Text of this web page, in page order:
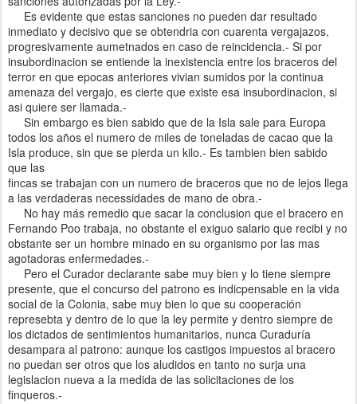
Es evidente que estas sanciones no pueden dar resultado
inmediato y decisivo que se obtendria con cuarenta vergajazos,
progresivamente aumetnados en caso de reincidencia.- Si por
insubordinacion se entiende la inexistencia entre los braceros del
terror en que epocas anteriores vivian sumidos por la continua
amenaza del vergajo, es cierte que existe esa insubordinacion, si
asi quiere ser llamada.-
Sin embargo es bien sabido que de la Isla sale para Europa
todos los años el numero de miles de toneladas de cacao que la
Isla produce, sin que se pierda un kilo.- Es tambien bien sabido
que las
fincas se trabajan con un numero de braceros que no de lejos llega
a las verdaderas necessidades de mano de obra.-
No hay más remedio que sacar la conclusion que el bracero en
Fernando Poo trabaja, no obstante el exiguo salario que recibi y no
obstante ser un hombre minado en su organismo por las mas
agotadoras enfermedades.-
Pero el Curador declarante sabe muy bien y lo tiene siempre
presente, que el concurso del patrono es indicpensable en la vida
social de la Colonia, sabe muy bien lo que su cooperación
represebta y dentro de lo que la ley permite y dentro siempre de
los dictados de sentimientos humanitarios, nunca Curaduría
desampara al patrono: aunque los castigos impuestos al bracero
no puedan ser otros que los aludidos en tanto no surja una
legislacion nueva a la medida de las solicitaciones de los
finqueros.-